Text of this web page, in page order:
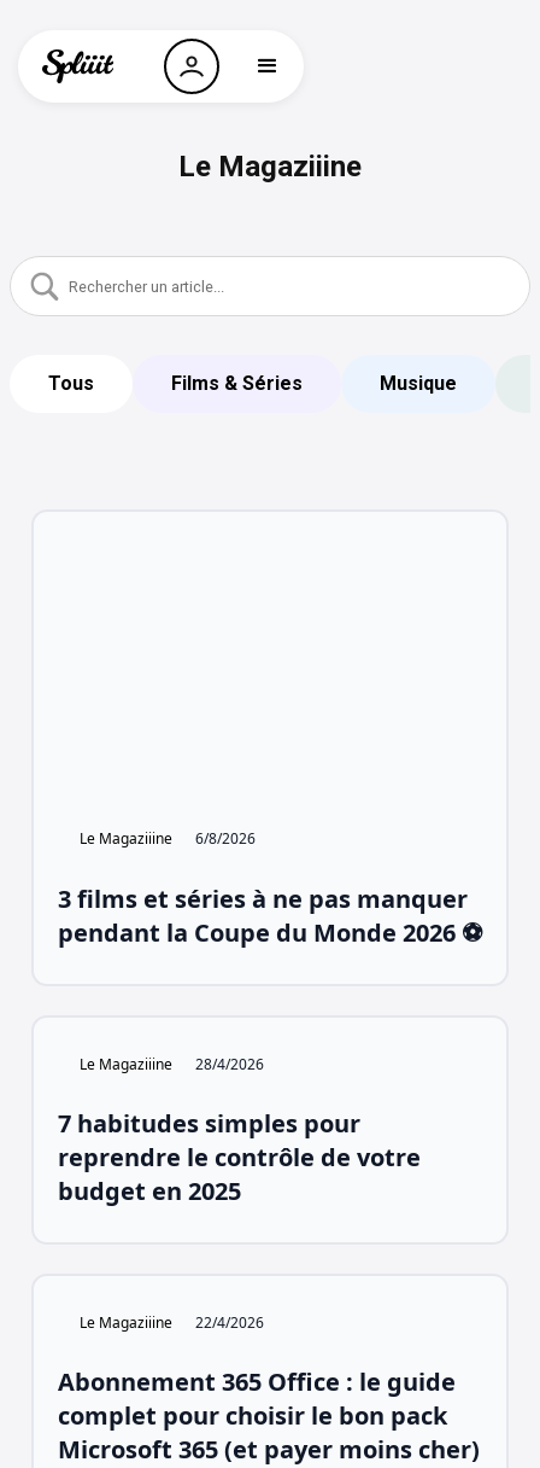
Le Magaziiine
Tous Films & Séries Musique
Le Magaziiine 6/8/2026
3 films et séries à ne pas manquer
pendant la Coupe du Monde 2026 ⚽
Le Magaziiine 28/4/2026
7 habitudes simples pour
reprendre le contrôle de votre
budget en 2025
Le Magaziiine 22/4/2026
Abonnement 365 Office : le guide
complet pour choisir le bon pack
Microsoft 365 (et payer moins cher)